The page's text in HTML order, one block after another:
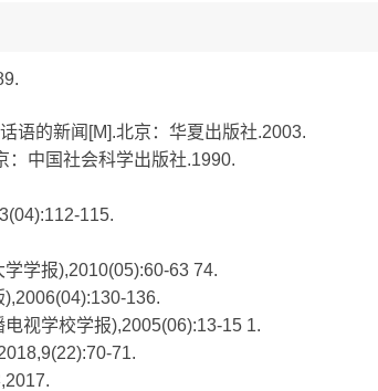
语的新闻[M].北京：华夏出版社.2003.
：中国社会科学出版社.1990.
115.
学报),2010(05):60-63 74.
136.
视学校学报),2005(06):13-15 1.
71.